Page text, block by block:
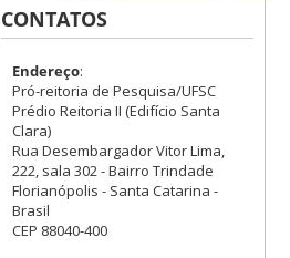
CONTATOS
Endereço:
Pró-reitoria de Pesquisa/UFSC
Prédio Reitoria II (Edifício Santa
Clara)
Rua Desembargador Vitor Lima,
222, sala 302 - Bairro Trindade
Florianópolis - Santa Catarina -
Brasil
CEP 88040-400